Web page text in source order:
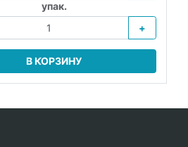
упак.
+
В КОРЗИНУ